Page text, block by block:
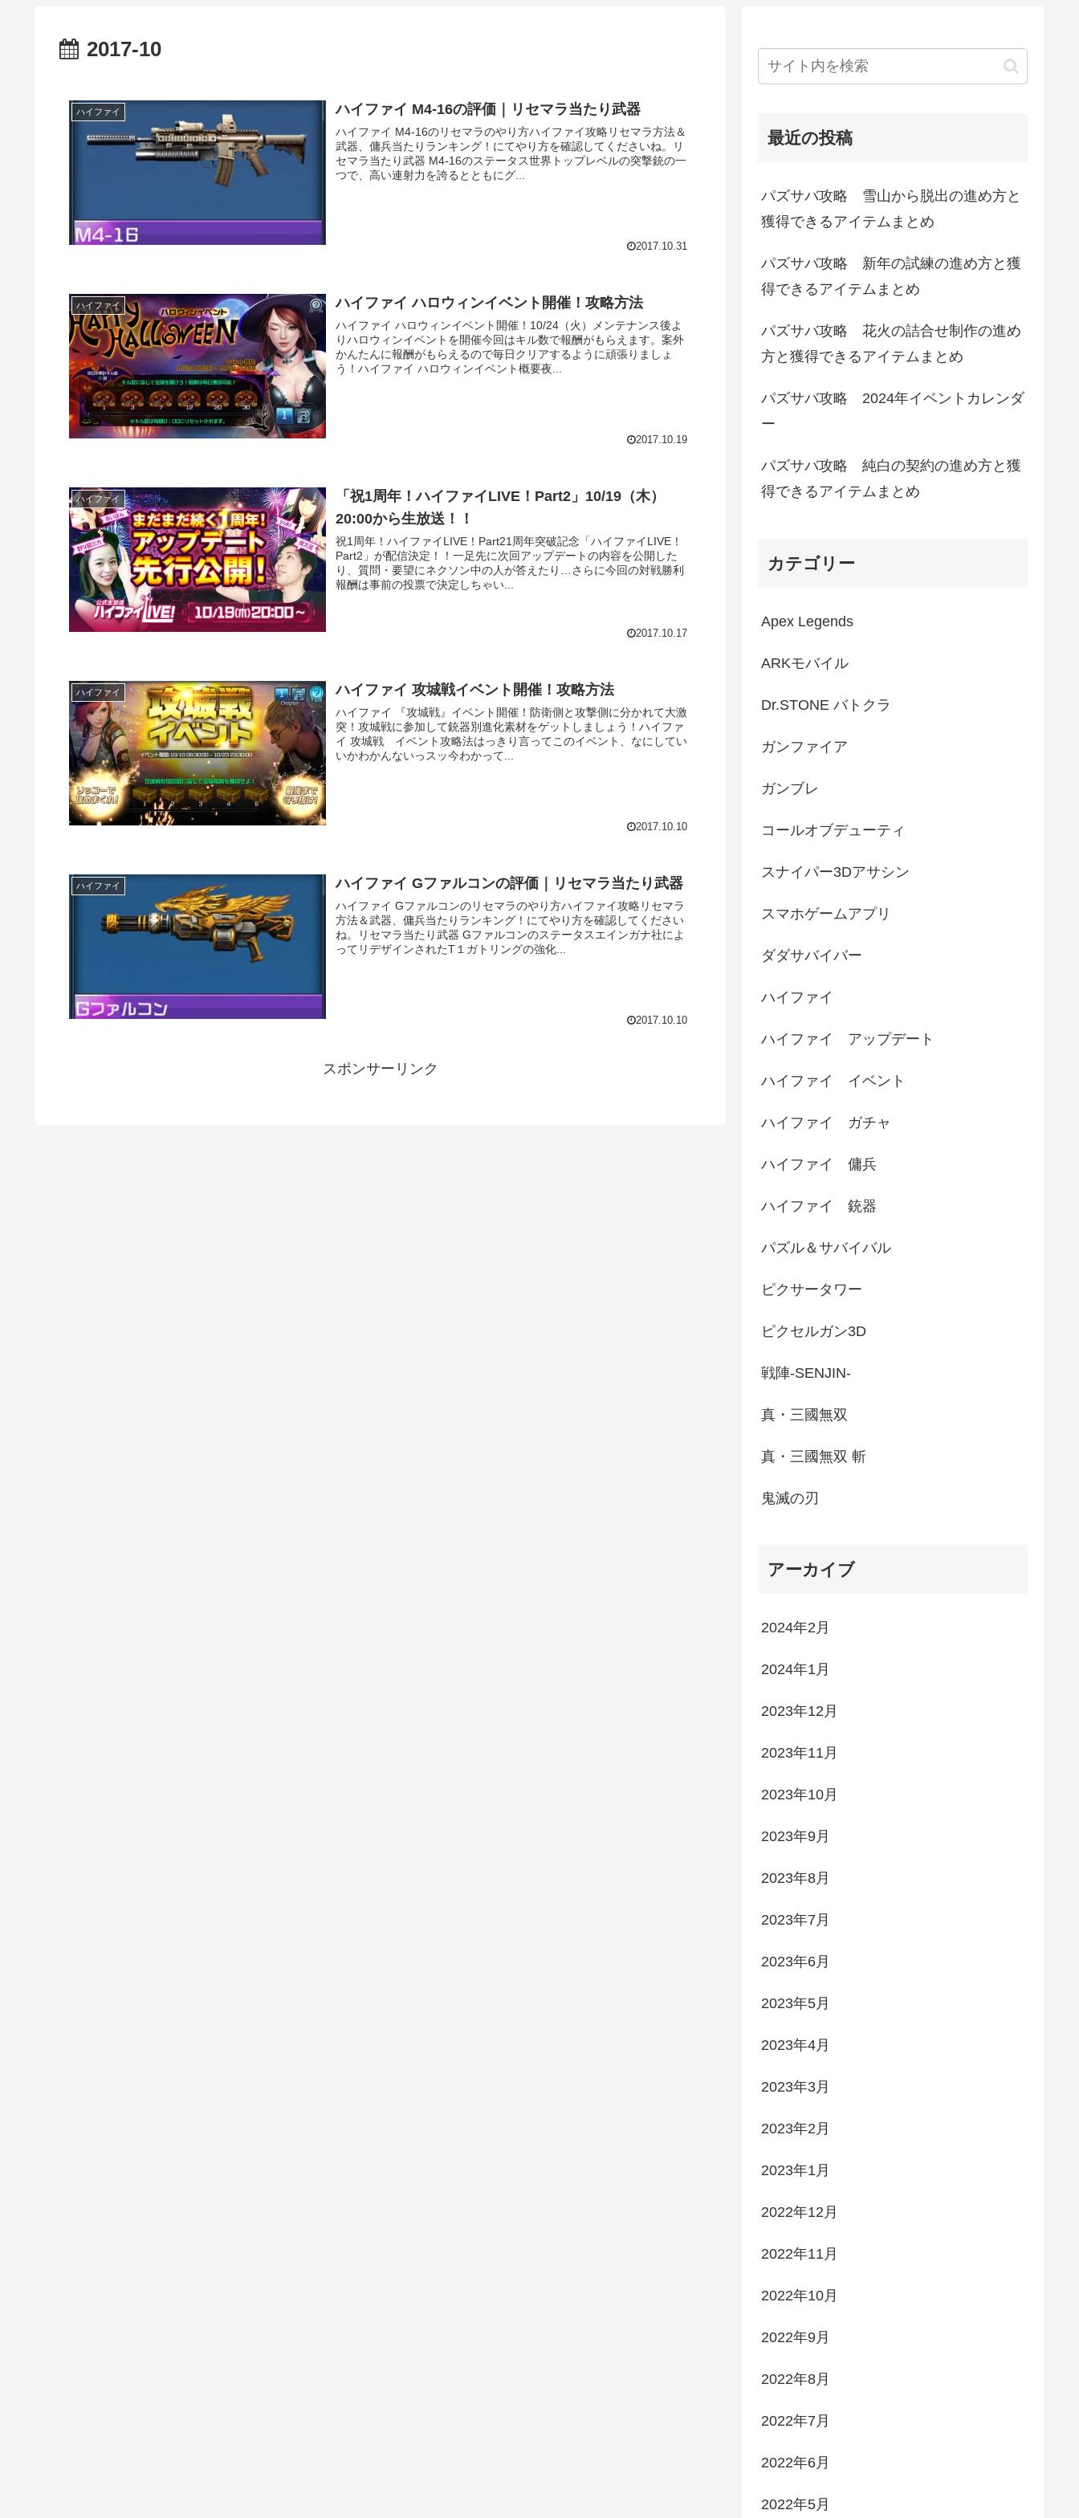
2017-10
ハイファイ ハイファイ M4-16の評価｜リセマラ当たり武器
ハイファイ M4-16のリセマラのやり方ハイファイ攻略リセマラ方法＆
武器、傭兵当たりランキング！にてやり方を確認してくださいね。リ
セマラ当たり武器 M4-16のステータス世界トップレベルの突撃銃の一
つで、高い連射力を誇るとともにグ...
2017.10.31
ハイファイ ハイファイ ハロウィンイベント開催！攻略方法
ハイファイ ハロウィンイベント開催！10/24（火）メンテナンス後よ
りハロウィンイベントを開催今回はキル数で報酬がもらえます。案外
かんたんに報酬がもらえるので毎日クリアするように頑張りましょ
う！ハイファイ ハロウィンイベント概要夜...
2017.10.19
ハイファイ
「祝1周年！ハイファイLIVE！Part2」10/19（木）
20:00から生放送！！
祝1周年！ハイファイLIVE！Part21周年突破記念「ハイファイLIVE！
Part2」が配信決定！！一足先に次回アップデートの内容を公開した
り、質問・要望にネクソン中の人が答えたり…さらに今回の対戦勝利
報酬は事前の投票で決定しちゃい...
2017.10.17
ハイファイ ハイファイ 攻城戦イベント開催！攻略方法
ハイファイ 『攻城戦』イベント開催！防衛側と攻撃側に分かれて大激
突！攻城戦に参加して銃器別進化素材をゲットしましょう！ハイファ
イ 攻城戦 イベント攻略法はっきり言ってこのイベント、なにしてい
いかわかんないっスッ今わかって...
2017.10.10
ハイファイ ハイファイ Gファルコンの評価｜リセマラ当たり武器
ハイファイ Gファルコンのリセマラのやり方ハイファイ攻略リセマラ
方法＆武器、傭兵当たりランキング！にてやり方を確認してください
ね。リセマラ当たり武器 Gファルコンのステータスエインガナ社によ
ってリデザインされたT１ガトリングの強化...
2017.10.10
スポンサーリンク
最近の投稿
パズサバ攻略 雪山から脱出の進め方と
獲得できるアイテムまとめ
パズサバ攻略 新年の試練の進め方と獲
得できるアイテムまとめ
パズサバ攻略 花火の詰合せ制作の進め
方と獲得できるアイテムまとめ
パズサバ攻略 2024年イベントカレンダ
ー
パズサバ攻略 純白の契約の進め方と獲
得できるアイテムまとめ
カテゴリー
Apex Legends
ARKモバイル
Dr.STONE バトクラ
ガンファイア
ガンブレ
コールオブデューティ
スナイパー3Dアサシン
スマホゲームアプリ
ダダサバイバー
ハイファイ
ハイファイ アップデート
ハイファイ イベント
ハイファイ ガチャ
ハイファイ 傭兵
ハイファイ 銃器
パズル＆サバイバル
ピクサータワー
ピクセルガン3D
戦陣-SENJIN-
真・三國無双
真・三國無双 斬
鬼滅の刃
アーカイブ
2024年2月
2024年1月
2023年12月
2023年11月
2023年10月
2023年9月
2023年8月
2023年7月
2023年6月
2023年5月
2023年4月
2023年3月
2023年2月
2023年1月
2022年12月
2022年11月
2022年10月
2022年9月
2022年8月
2022年7月
2022年6月
2022年5月